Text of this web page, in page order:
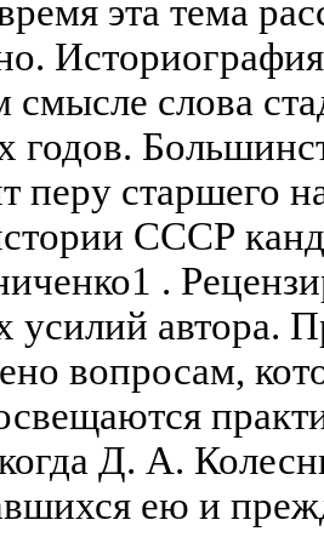
эта тема
смысле слова
годов.
перу старшего
СССР
.
усилий автора.
вопросам,
Д. А.
ею и